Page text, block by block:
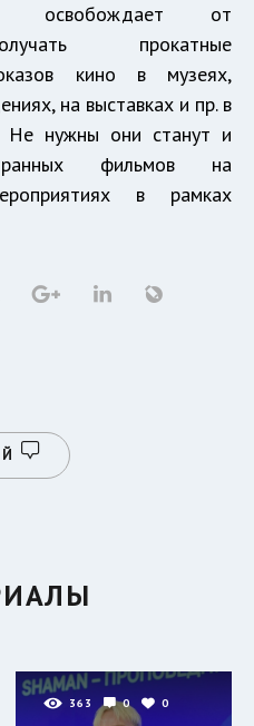
освобождает от
прокатные
кино в музеях,
на выставках и пр. в
Не нужны они станут и
фильмов на
в рамках
363 0 0